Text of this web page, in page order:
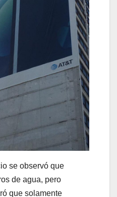
se observó que
de agua, pero
que solamente